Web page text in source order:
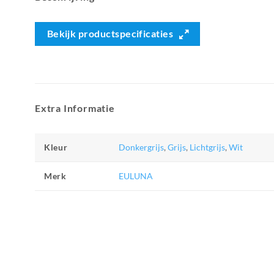
Bekijk productspecificaties
Extra Informatie
Kleur Donkergrijs,Grijs, Lichtgrijs,Wit
Merk EULUNA